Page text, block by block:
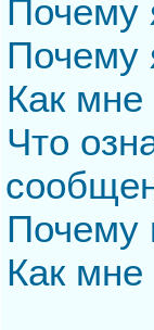
Почему
Почему
Как
Что
Почему
Как